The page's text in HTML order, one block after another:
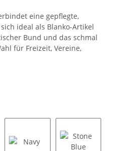
eine gepflegte,
ideal als Blanko-Artikel
Bund und das schmal
für Freizeit, Vereine,